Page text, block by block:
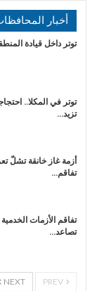
أخبار
توتر داخل قيادة
توتر في المكلا..
تزيد…
أزمة غاز خانقة تشلّ
تفاقم…
تفاقم الأزمات
تصاعد…
NEXT